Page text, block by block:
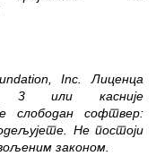
Inc. Лиценца
или касније
слободан софтвер:
Не постоји
законом.